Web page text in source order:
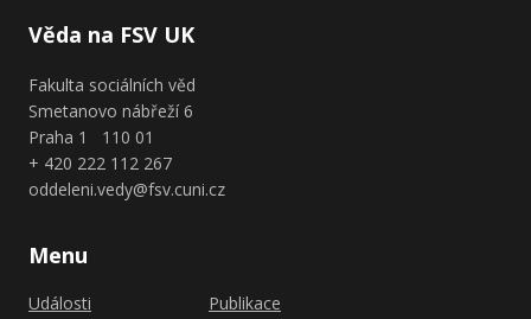
Věda na FSV UK
Fakulta sociálních věd
Smetanovo nábřeží 6
Praha 1 110 01
+ 420 222 112 267
oddeleni.vedy@fsv.cuni.cz
Menu
Události
Publikace